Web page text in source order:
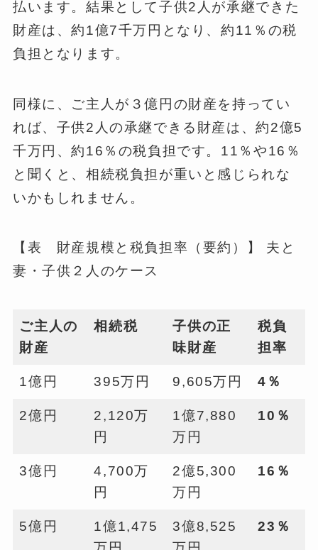
払います。結果として子供2人が承継できた
財産は、約1億7千万円となり、約11％の税
負担となります。
同様に、ご主人が３億円の財産を持ってい
れば、子供2人の承継できる財産は、約2億5
千万円、約16％の税負担です。11％や16％
と聞くと、相続税負担が重いと感じられな
いかもしれません。
【表 財産規模と税負担率（要約）】 夫と
妻・子供２人のケース
ご主人の
財産
相続税
子供の正
味財産
税負
担率
1億円 395万円 9,605万円 4 ％
2億円
2,120万
円
1億7,880
万円
10 ％
3億円
4,700万
円
2億5,300
万円
16 ％
5億円
1億1,475
3億8,525
23 ％